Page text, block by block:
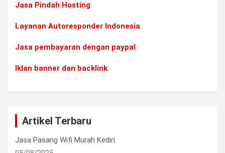
Jasa Pindah Hosting
Layanan Autoresponder Indonesia
Jasa pembayaran dengan paypal
Iklan banner dan backlink
Artikel Terbaru
Jasa Pasang Wifi Murah Kediri